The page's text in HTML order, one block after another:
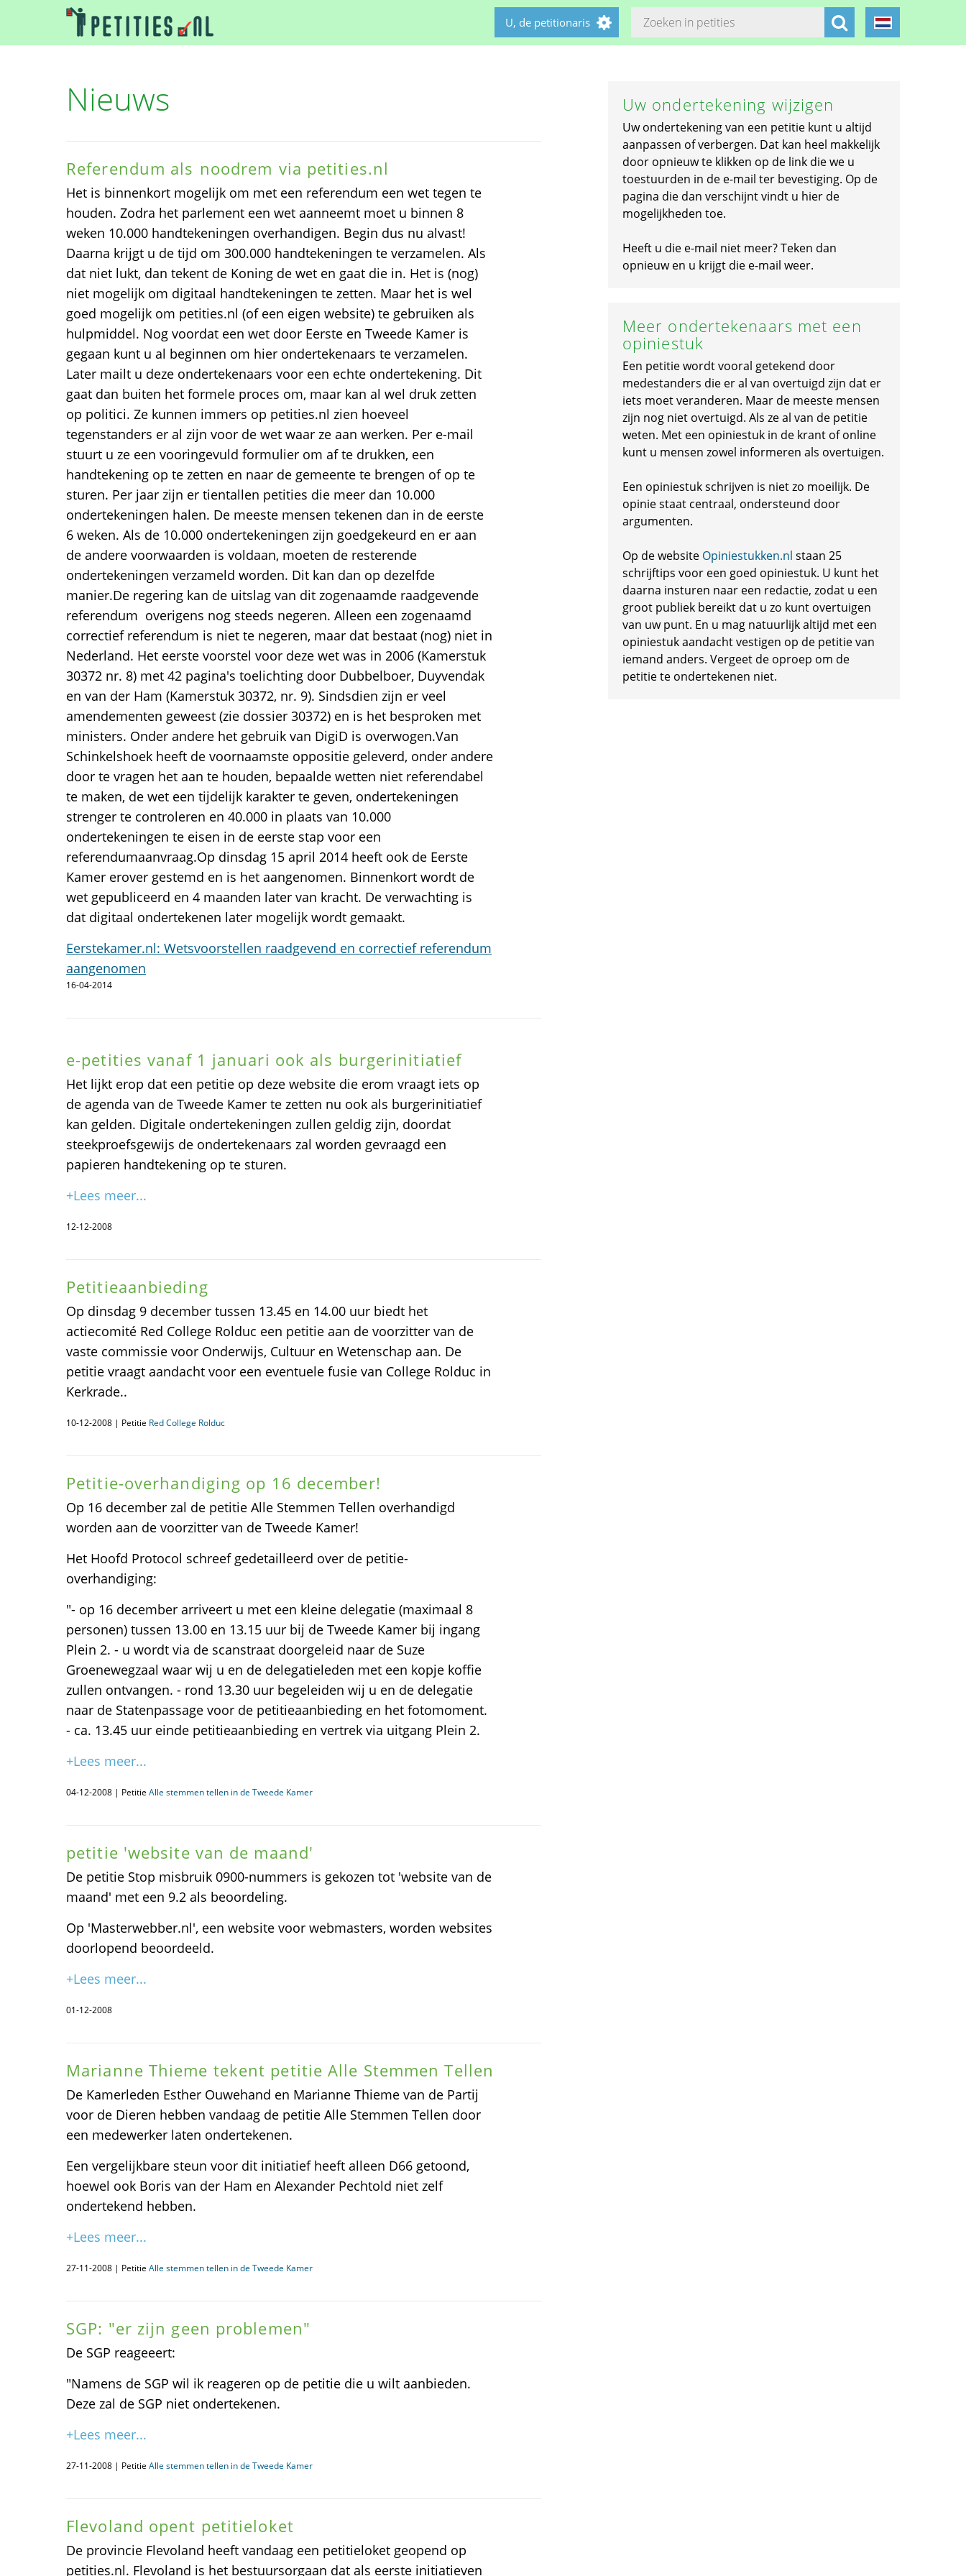
U, de petitionaris
Nieuws
Referendum als noodrem via petities.nl
Het is binnenkort mogelijk om met een referendum een wet tegen te
houden. Zodra het parlement een wet aanneemt moet u binnen 8
weken 10.000 handtekeningen overhandigen. Begin dus nu alvast!
Daarna krijgt u de tijd om 300.000 handtekeningen te verzamelen. Als
dat niet lukt, dan tekent de Koning de wet en gaat die in. Het is (nog)
niet mogelijk om digitaal handtekeningen te zetten. Maar het is wel
goed mogelijk om petities.nl (of een eigen website) te gebruiken als
hulpmiddel. Nog voordat een wet door Eerste en Tweede Kamer is
gegaan kunt u al beginnen om hier ondertekenaars te verzamelen.
Later mailt u deze ondertekenaars voor een echte ondertekening. Dit
gaat dan buiten het formele proces om, maar kan al wel druk zetten
op politici. Ze kunnen immers op petities.nl zien hoeveel
tegenstanders er al zijn voor de wet waar ze aan werken. Per e-mail
stuurt u ze een vooringevuld formulier om af te drukken, een
handtekening op te zetten en naar de gemeente te brengen of op te
sturen. Per jaar zijn er tientallen petities die meer dan 10.000
ondertekeningen halen. De meeste mensen tekenen dan in de eerste
6 weken. Als de 10.000 ondertekeningen zijn goedgekeurd en er aan
de andere voorwaarden is voldaan, moeten de resterende
ondertekeningen verzameld worden. Dit kan dan op dezelfde
manier.De regering kan de uitslag van dit zogenaamde raadgevende
referendum overigens nog steeds negeren. Alleen een zogenaamd
correctief referendum is niet te negeren, maar dat bestaat (nog) niet in
Nederland. Het eerste voorstel voor deze wet was in 2006 (Kamerstuk
30372 nr. 8) met 42 pagina's toelichting door Dubbelboer, Duyvendak
en van der Ham (Kamerstuk 30372, nr. 9). Sindsdien zijn er veel
amendementen geweest (zie dossier 30372) en is het besproken met
ministers. Onder andere het gebruik van DigiD is overwogen.Van
Schinkelshoek heeft de voornaamste oppositie geleverd, onder andere
door te vragen het aan te houden, bepaalde wetten niet referendabel
te maken, de wet een tijdelijk karakter te geven, ondertekeningen
strenger te controleren en 40.000 in plaats van 10.000
ondertekeningen te eisen in de eerste stap voor een
referendumaanvraag.Op dinsdag 15 april 2014 heeft ook de Eerste
Kamer erover gestemd en is het aangenomen. Binnenkort wordt de
wet gepubliceerd en 4 maanden later van kracht. De verwachting is
dat digitaal ondertekenen later mogelijk wordt gemaakt.
Eerstekamer.nl: Wetsvoorstellen raadgevend en correctief referendum
aangenomen
16-04-2014
e-petities vanaf 1 januari ook als burgerinitiatief
Het lijkt erop dat een petitie op deze website die erom vraagt iets op
de agenda van de Tweede Kamer te zetten nu ook als burgerinitiatief
kan gelden. Digitale ondertekeningen zullen geldig zijn, doordat
steekproefsgewijs de ondertekenaars zal worden gevraagd een
papieren handtekening op te sturen.
+Lees meer...
12-12-2008
Petitieaanbieding
Op dinsdag 9 december tussen 13.45 en 14.00 uur biedt het
actiecomité Red College Rolduc een petitie aan de voorzitter van de
vaste commissie voor Onderwijs, Cultuur en Wetenschap aan. De
petitie vraagt aandacht voor een eventuele fusie van College Rolduc in
Kerkrade..
10-12-2008 | Petitie Red College Rolduc
Petitie-overhandiging op 16 december!
Op 16 december zal de petitie Alle Stemmen Tellen overhandigd
worden aan de voorzitter van de Tweede Kamer!
Het Hoofd Protocol schreef gedetailleerd over de petitie-
overhandiging:
"- op 16 december arriveert u met een kleine delegatie (maximaal 8
personen) tussen 13.00 en 13.15 uur bij de Tweede Kamer bij ingang
Plein 2. - u wordt via de scanstraat doorgeleid naar de Suze
Groenewegzaal waar wij u en de delegatieleden met een kopje koffie
zullen ontvangen. - rond 13.30 uur begeleiden wij u en de delegatie
naar de Statenpassage voor de petitieaanbieding en het fotomoment.
- ca. 13.45 uur einde petitieaanbieding en vertrek via uitgang Plein 2.
+Lees meer...
04-12-2008 | Petitie Alle stemmen tellen in de Tweede Kamer
petitie 'website van de maand'
De petitie Stop misbruik 0900-nummers is gekozen tot 'website van de
maand' met een 9.2 als beoordeling.
Op 'Masterwebber.nl', een website voor webmasters, worden websites
doorlopend beoordeeld.
+Lees meer...
01-12-2008
Marianne Thieme tekent petitie Alle Stemmen Tellen
De Kamerleden Esther Ouwehand en Marianne Thieme van de Partij
voor de Dieren hebben vandaag de petitie Alle Stemmen Tellen door
een medewerker laten ondertekenen.
Een vergelijkbare steun voor dit initiatief heeft alleen D66 getoond,
hoewel ook Boris van der Ham en Alexander Pechtold niet zelf
ondertekend hebben.
+Lees meer...
27-11-2008 | Petitie Alle stemmen tellen in de Tweede Kamer
SGP: "er zijn geen problemen"
De SGP reageeert:
"Namens de SGP wil ik reageren op de petitie die u wilt aanbieden.
Deze zal de SGP niet ondertekenen.
+Lees meer...
27-11-2008 | Petitie Alle stemmen tellen in de Tweede Kamer
Flevoland opent petitieloket
De provincie Flevoland heeft vandaag een petitieloket geopend op
petities.nl. Flevoland is het bestuursorgaan dat als eerste initiatieven
Uw ondertekening wijzigen
Uw ondertekening van een petitie kunt u altijd
aanpassen of verbergen. Dat kan heel makkelijk
door opnieuw te klikken op de link die we u
toestuurden in de e-mail ter bevestiging. Op de
pagina die dan verschijnt vindt u hier de
mogelijkheden toe.
Heeft u die e-mail niet meer? Teken dan
opnieuw en u krijgt die e-mail weer.
Meer ondertekenaars met een
opiniestuk
Een petitie wordt vooral getekend door
medestanders die er al van overtuigd zijn dat er
iets moet veranderen. Maar de meeste mensen
zijn nog niet overtuigd. Als ze al van de petitie
weten. Met een opiniestuk in de krant of online
kunt u mensen zowel informeren als overtuigen.
Een opiniestuk schrijven is niet zo moeilijk. De
opinie staat centraal, ondersteund door
argumenten.
Op de website Opiniestukken.nl staan 25
schrijftips voor een goed opiniestuk. U kunt het
daarna insturen naar een redactie, zodat u een
groot publiek bereikt dat u zo kunt overtuigen
van uw punt. En u mag natuurlijk altijd met een
opiniestuk aandacht vestigen op de petitie van
iemand anders. Vergeet de oproep om de
petitie te ondertekenen niet.